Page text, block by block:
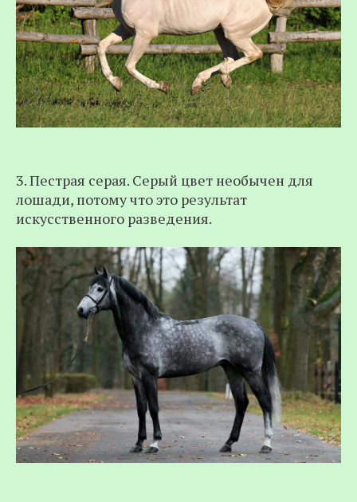
3. Пестрая серая. Серый цвет необычен для
лошади, потому что это результат
искусственного разведения.